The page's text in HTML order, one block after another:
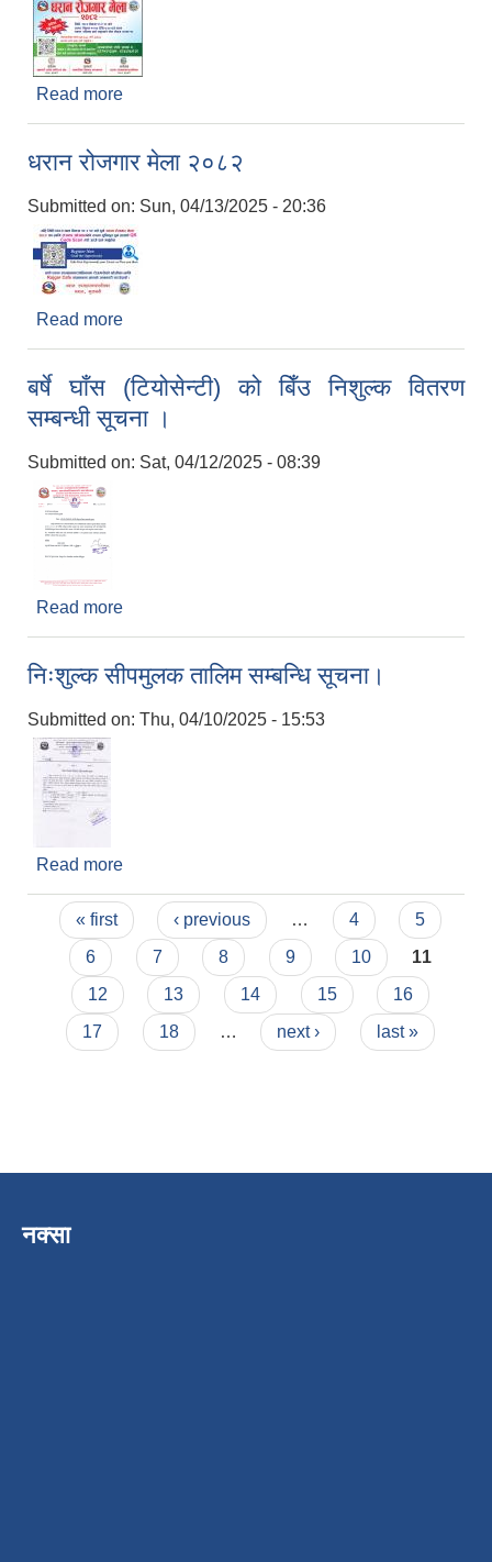
Read more
धरान रोजगार मेला २०८२
Submitted on: Sun, 04/13/2025 - 20:36
Read more
बर्षे घाँस (टियोसेन्टी) को बिँउ निशुल्क वितरण
सम्बन्धी सूचना ।
Submitted on: Sat, 04/12/2025 - 08:39
Read more
निःशुल्क सीपमुलक तालिम सम्बन्धि सूचना।
Submitted on: Thu, 04/10/2025 - 15:53
Read more
Pages
« first ‹ previous … 4
5
6
7 8 9 10
11
12
13 14 15
16
17
18 … next › last »
नक्सा